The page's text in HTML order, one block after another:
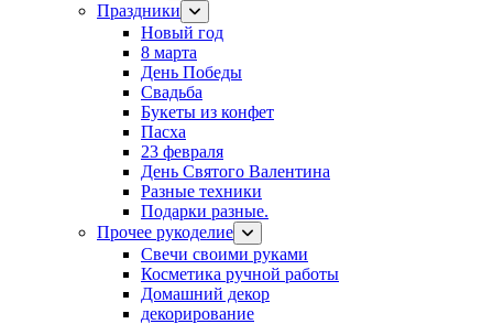
Праздники
Новый год
8 марта
День Победы
Свадьба
Букеты из конфет
Пасха
23 февраля
День Святого Валентина
Разные техники
Подарки разные.
Прочее рукоделие
Свечи своими руками
Косметика ручной работы
Домашний декор
декорирование